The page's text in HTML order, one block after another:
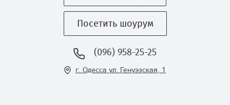
г. Одесса ул. Генуэзская, 1
(096) 958-25-25
Посетить шоурум